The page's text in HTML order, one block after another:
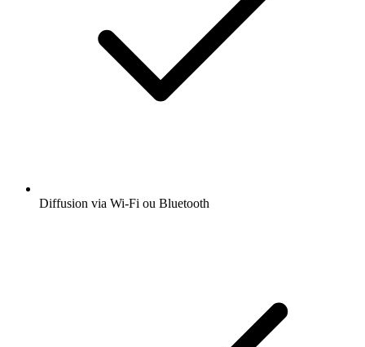
Diffusion via Wi-Fi ou Bluetooth